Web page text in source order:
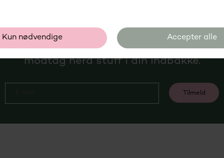
Nerd Stuff?
Tilmeld dig vores nyhedsbrev og
modtag nerd stuff i din indbakke.